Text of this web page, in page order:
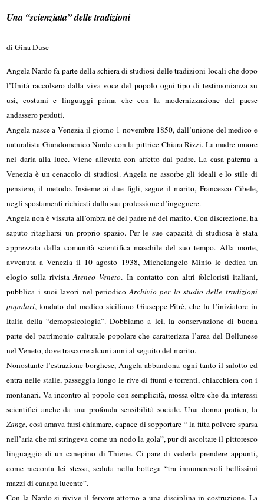
Una “scienziata” delle tradizioni
di Gina Duse
Angela Nardo fa parte della schiera di studiosi delle tradizioni locali che dopo
l’Unità raccolsero dalla viva voce del popolo ogni tipo di testimonianza su
usi, costumi e linguaggi prima che con la modernizzazione del paese
andassero perduti.
Angela nasce a Venezia il giorno 1 novembre 1850, dall’unione del medico e
naturalista Giandomenico Nardo con la pittrice Chiara Rizzi. La madre muore
nel darla alla luce. Viene allevata con affetto dal padre. La casa paterna a
Venezia è un cenacolo di studiosi. Angela ne assorbe gli ideali e lo stile di
pensiero, il metodo. Insieme ai due figli, segue il marito, Francesco Cibele,
negli spostamenti richiesti dalla sua professione d’ingegnere.
Angela non è vissuta all’ombra né del padre né del marito. Con discrezione, ha
saputo ritagliarsi un proprio spazio. Per le sue capacità di studiosa è stata
apprezzata dalla comunità scientifica maschile del suo tempo. Alla morte,
avvenuta a Venezia il 10 agosto 1938, Michelangelo Minio le dedica un
elogio sulla rivistaAteneo Veneto. In contatto con altri folcloristi italiani,
pubblica i suoi lavori nel periodicoArchivio per lo studio delle tradizioni
popolari, fondato dal medico siciliano Giuseppe Pitrè, che fu l’iniziatore in
Italia della “demopsicologia”. Dobbiamo a lei, la conservazione di buona
parte del patrimonio culturale popolare che caratterizza l’area del Bellunese
nel Veneto, dove trascorre alcuni anni al seguito del marito.
Nonostante l’estrazione borghese, Angela abbandona ogni tanto il salotto ed
entra nelle stalle, passeggia lungo le rive di fiumi e torrenti, chiacchiera con i
montanari. Va incontro al popolo con semplicità, mossa oltre che da interessi
scientifici anche da una profonda sensibilità sociale. Una donna pratica, la
Zanze, così amava farsi chiamare, capace di sopportare “ la fitta polvere sparsa
nell’aria che mi stringeva come un nodo la gola”, pur di ascoltare il pittoresco
linguaggio di un canepino di Thiene. Ci pare di vederla prendere appunti,
come racconta lei stessa, seduta nella bottega “tra innumerevoli bellissimi
mazzi di canapa lucente”.
Con la Nardo si rivive il fervore attorno a una disciplina in costruzione. La